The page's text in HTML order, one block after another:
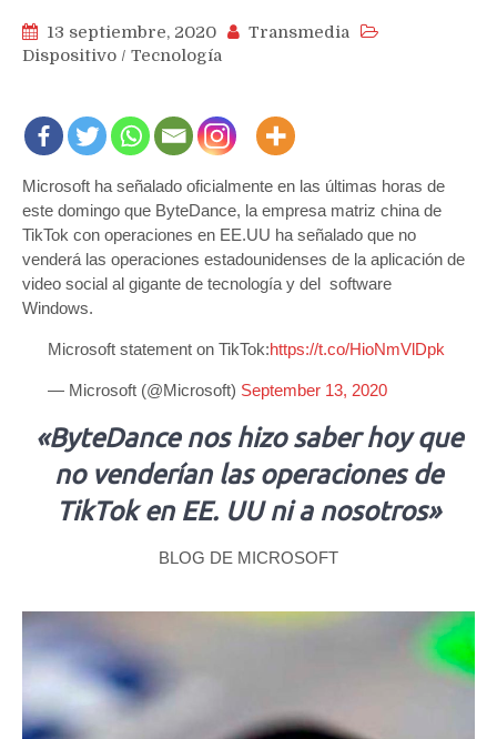
13 septiembre, 2020
Transmedia
Dispositivo / Tecnología
Microsoft ha señalado oficialmente en las últimas horas de
este domingo que ByteDance, la empresa matriz china de
TikTok con operaciones en EE.UU ha señalado que no
venderá las operaciones estadounidenses de la aplicación de
video social al gigante de tecnología y del software
Windows.
Microsoft statement on TikTok:https://t.co/HioNmVlDpk
— Microsoft (@Microsoft) September 13, 2020
«ByteDance nos hizo saber hoy que
no venderían las operaciones de
TikTok en EE. UU ni a nosotros»
BLOG DE MICROSOFT